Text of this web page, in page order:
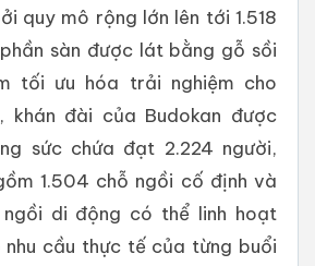
quy mô rộng lớn lên tới 1.518
sàn được lát bằng gỗ sồi
tối ưu hóa trải nghiệm cho
khán đài của Budokan được
sức chứa đạt 2.224 người,
1.504 chỗ ngồi cố định và
di động có thể linh hoạt
nhu cầu thực tế của từng buổi